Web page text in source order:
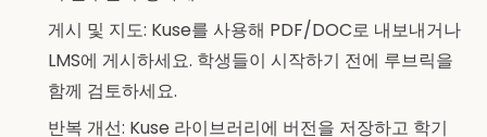
게시 및 지도: Kuse를 사용해 PDF/DOC로 내보내거나
LMS에 게시하세요. 학생들이 시작하기 전에 루브릭을
함께 검토하세요.
반복 개선: Kuse 라이브러리에 버전을 저장하고 학기